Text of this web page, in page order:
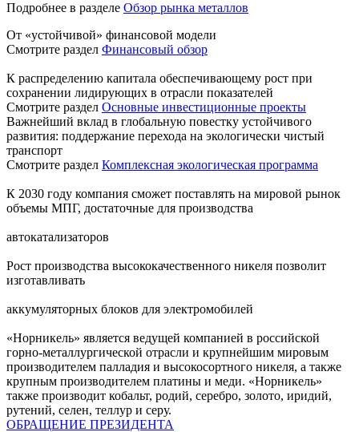
Подробнее в разделе Обзор рынка металлов
От «устойчивой» финансовой модели
Смотрите раздел Финансовый обзор
К распределению капитала обеспечивающему рост при
сохранении лидирующих в отрасли показателей
Смотрите раздел Основные инвестиционные проекты
Важнейший вклад в глобальную повестку устойчивого
развития: поддержание перехода на экологически чистый
транспорт
Смотрите раздел Комплексная экологическая программа
К 2030 году компания сможет поставлять на мировой рынок
объемы МПГ, достаточные для производства
автокатализаторов
Рост производства высококачественного никеля позволит
изготавливать
аккумуляторных блоков для электромобилей
«Норникель» является ведущей компанией в российской
горно-металлургической отрасли и крупнейшим мировым
производителем палладия и высокосортного никеля, а также
крупным производителем платины и меди. «Норникель»
также производит кобальт, родий, серебро, золото, иридий,
рутений, селен, теллур и серу.
ОБРАЩЕНИЕ ПРЕЗИДЕНТА